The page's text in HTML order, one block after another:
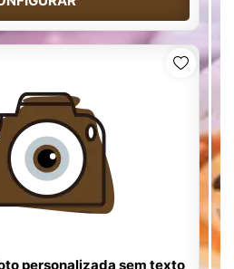
personalizada sem texto